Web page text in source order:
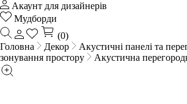
Акаунт для дизайнерів
Мудборди
(0)
Головна
Декор Акустичні панелі та
зонування простору
Акустична